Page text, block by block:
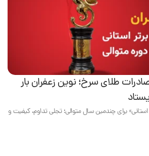
طلای سرخ؛ نوین زعفران بار
برای چندمین سال متوالی؛ تجلی تداوم، کیفیت و